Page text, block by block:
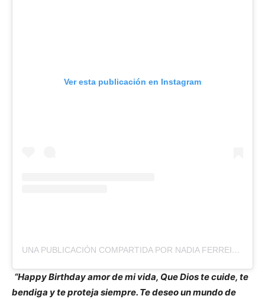
Ver esta publicación en Instagram
UNA PUBLICACIÓN COMPARTIDA POR NADIA FERREIRA (@NADIATFERREIRA)
“Happy Birthday amor de mi vida, Que Dios te cuide, te
bendiga y te proteja siempre. Te deseo un mundo de